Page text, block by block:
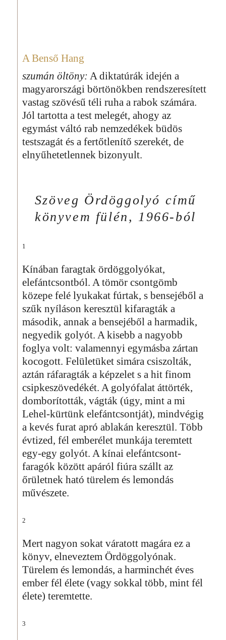
A Benső Hang
szumán öltöny: A diktatúrák idején a
magyarországi börtönökben rendszeresített
vastag szövésű téli ruha a rabok számára.
Jól tartotta a test melegét, ahogy az
egymást váltó rab nemzedékek büdös
testszagát és a fertőtlenítő szerekét, de
elnyűhetetlennek bizonyult.
Szöveg Ördöggolyó című
könyvem fülén, 1966-ból
1
Kínában faragtak ördöggolyókat,
elefántcsontból. A tömör csontgömb
közepe felé lyukakat fúrtak, s bensejéből a
szűk nyíláson keresztül kifaragták a
második, annak a bensejéből a harmadik,
negyedik golyót. A kisebb a nagyobb
foglya volt: valamennyi egymásba zártan
kocogott. Felületüket simára csiszolták,
aztán ráfaragták a képzelet s a hit finom
csipkeszövedékét. A golyófalat áttörték,
domborították, vágták (úgy, mint a mi
Lehel-kürtünk elefántcsontját), mindvégig
a kevés furat apró ablakán keresztül. Több
évtized, fél emberélet munkája teremtett
egy-egy golyót. A kínai elefántcsont-
faragók között apáról fiúra szállt az
őrületnek ható türelem és lemondás
művészete.
2
Mert nagyon sokat váratott magára ez a
könyv, elneveztem Ördöggolyónak.
Türelem és lemondás, a harminchét éves
ember fél élete (vagy sokkal több, mint fél
élete) teremtette.
3